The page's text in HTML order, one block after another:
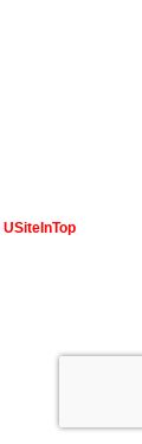
USiteInTop